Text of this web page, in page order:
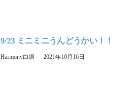
9/23 ミニミニうんどうかい！！
Harmony白銀 2021年10月16日